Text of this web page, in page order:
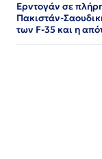
Ερντογάν σε
Πακιστάν-
των F-35 και η